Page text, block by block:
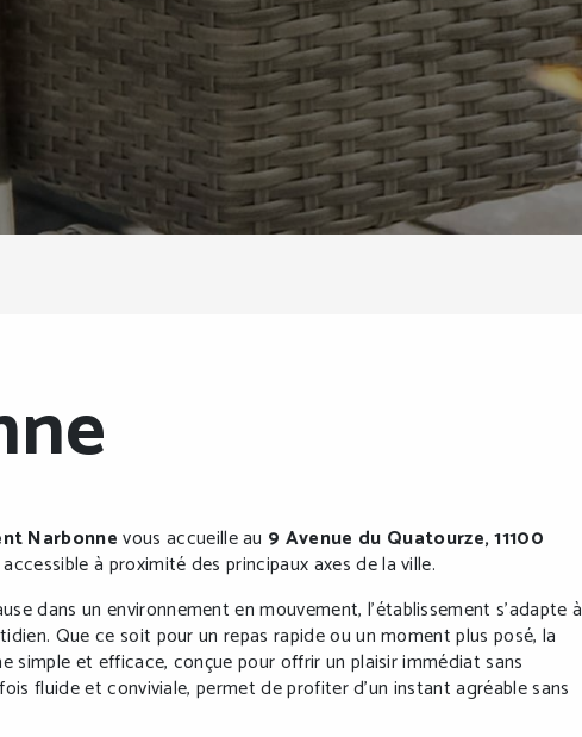
Narbonnevous accueille au 9 Avenue du Quatourze, 11100
à proximité des principaux axes de la ville.
dans un environnement en mouvement, l’établissement s’adapte à
Que ce soit pour un repas rapide ou un moment plus posé, la
simple et efficace, conçue pour offrir un plaisir immédiat sans
fluide et conviviale, permet de profiter d’un instant agréable sans